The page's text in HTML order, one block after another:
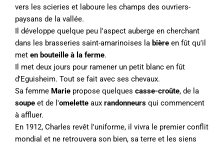
vers les scieries et laboure les champs des ouvriers-
paysans de la vallée.
Il développe quelque peu l'aspect auberge en cherchant
dans les brasseries saint-amarinoises la bière en fût qu'il
met en bouteille à la ferme.
Il met deux jours pour ramener un petit blanc en fût
d'Eguisheim. Tout se fait avec ses chevaux.
Sa femme Marie propose quelques casse-croûte, de la
soupe et de l'omelette aux randonneurs qui commencent
à affluer.
En 1912, Charles revêt l'uniforme, il vivra le premier conflit
mondial et ne retrouvera son bien, sa terre et les siens